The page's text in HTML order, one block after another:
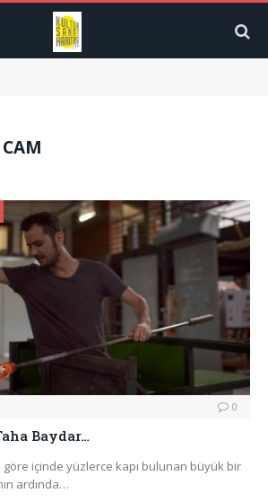
CAM
0
Baydar…
içinde yüzlerce kapı bulunan büyük bir
ardında…